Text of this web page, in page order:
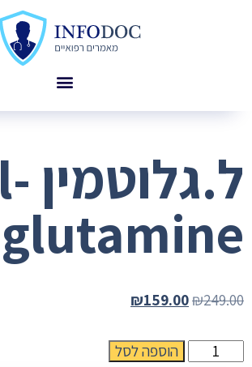
ל.גלוטמין l-
glutamine
₪249.00
₪159.00
הוספה לסל